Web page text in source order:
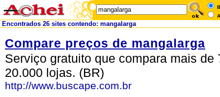
Encontrados 26 sites contendo: mangalarga
Compare preços de mangalarga
Serviço gratuito que compara mais
20.000 lojas. (BR)
http://www.buscape.com.br